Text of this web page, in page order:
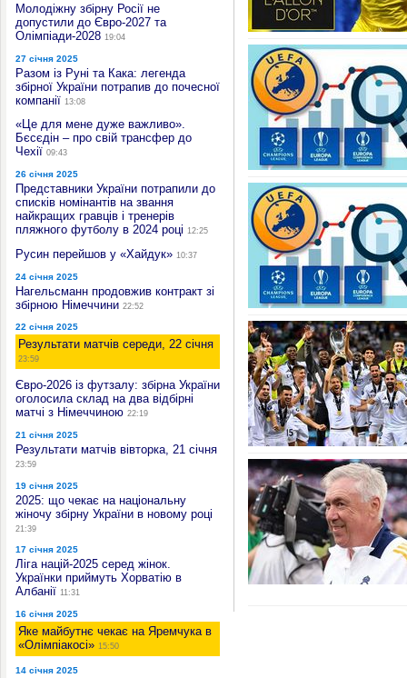
Молодіжну збірну Росії не
допустили до Євро-2027 та
Олімпіади-2028 19:04
27 січня 2025
Разом із Руні та Кака: легенда
збірної України потрапив до почесної
компанії 13:08
«Це для мене дуже важливо».
Бєсєдін – про свій трансфер до
Чехії 09:43
26 січня 2025
Представники України потрапили до
списків номінантів на звання
найкращих гравців і тренерів
пляжного футболу в 2024 році 12:25
Русин перейшов у «Хайдук» 10:37
24 січня 2025
Нагельсманн продовжив контракт зі
збірною Німеччини 22:52
22 січня 2025
Результати матчів середи, 22 січня
23:59
Євро-2026 із футзалу: збірна України
оголосила склад на два відбірні
матчі з Німеччиною 22:19
21 січня 2025
Результати матчів вівторка, 21 січня
23:59
19 січня 2025
2025: що чекає на національну
жіночу збірну України в новому році
21:39
17 січня 2025
Ліга націй-2025 серед жінок.
Українки приймуть Хорватію в
Албанії 11:31
16 січня 2025
Яке майбутнє чекає на Яремчука в
«Олімпіакосі» 15:50
14 січня 2025